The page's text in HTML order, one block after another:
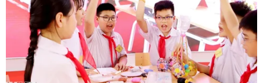
Đội tuyển eSports Việt Nam chờ cú đột
phá tại SEA Games 32
27/04/2023 14:54
Năm ngoái, eSports Việt Nam giành bốn huy chương